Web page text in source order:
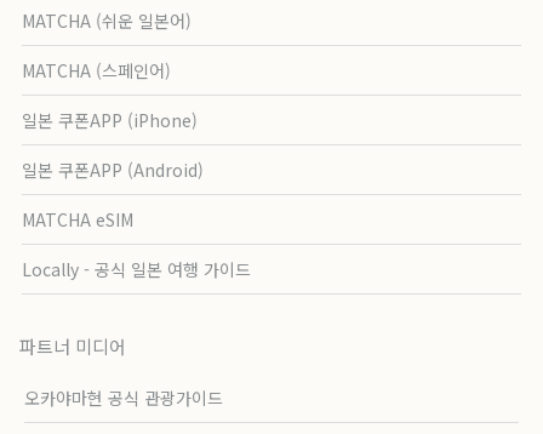
MATCHA (쉬운 일본어)
MATCHA (스페인어)
일본 쿠폰APP (iPhone)
일본 쿠폰APP (Android)
MATCHA eSIM
Locally - 공식 일본 여행 가이드
파트너 미디어
오카야마현 공식 관광가이드